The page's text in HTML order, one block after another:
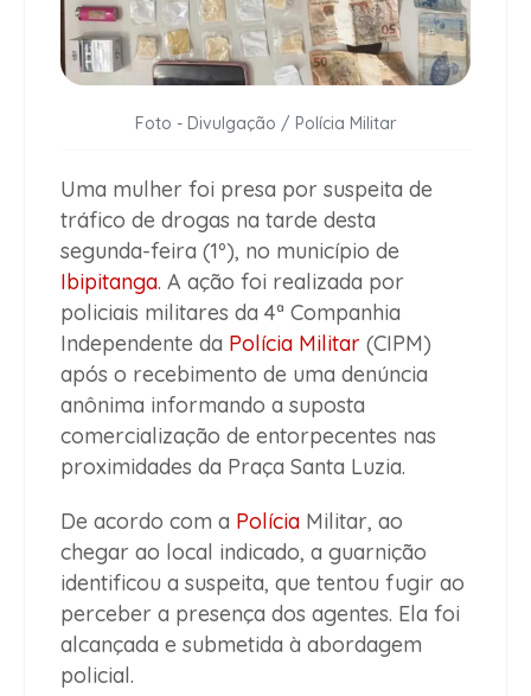
Foto - Divulgação / Polícia Militar
Uma mulher foi presa por suspeita de
tráfico de drogas na tarde desta
segunda-feira (1º), no município de
Ibipitanga. A ação foi realizada por
policiais militares da 4ª Companhia
Independente da Polícia Militar (CIPM)
após o recebimento de uma denúncia
anônima informando a suposta
comercialização de entorpecentes nas
proximidades da Praça Santa Luzia.
De acordo com a Polícia Militar, ao
chegar ao local indicado, a guarnição
identificou a suspeita, que tentou fugir ao
perceber a presença dos agentes. Ela foi
alcançada e submetida à abordagem
policial.